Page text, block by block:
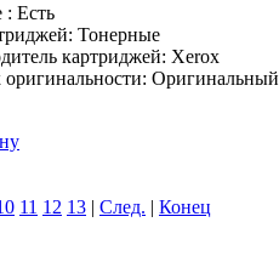
: Есть
Тонерные
картриджей: Xerox
оригинальности: Оригинальный
11 12 13 | След. | Конец